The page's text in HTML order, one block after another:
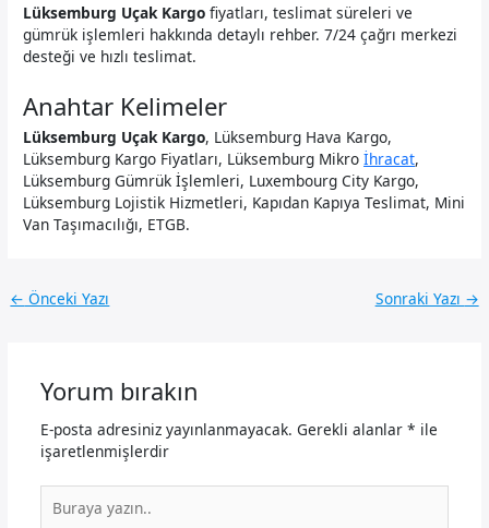
Lüksemburg Uçak Kargo fiyatları, teslimat süreleri ve
gümrük işlemleri hakkında detaylı rehber. 7/24 çağrı merkezi
desteği ve hızlı teslimat.
Anahtar Kelimeler
Lüksemburg Uçak Kargo, Lüksemburg Hava Kargo,
Lüksemburg Kargo Fiyatları, Lüksemburg Mikroİhracat,
Lüksemburg Gümrük İşlemleri, Luxembourg City Kargo,
Lüksemburg Lojistik Hizmetleri, Kapıdan Kapıya Teslimat, Mini
Van Taşımacılığı, ETGB.
← Önceki Yazı Sonraki Yazı →
Yorum bırakın
E-posta adresiniz yayınlanmayacak. Gerekli alanlar * ile
işaretlenmişlerdir
yazın..